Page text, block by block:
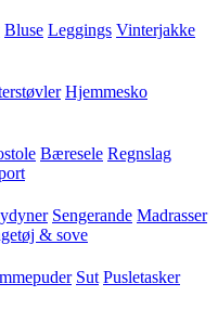
Bluse Leggings Vinterjakke
Hjemmesko
Bæresele Regnslag
Sengerande Madrasser
& sove
Sut Pusletasker